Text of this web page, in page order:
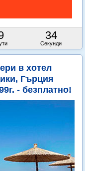
33
Секунди
в хотел
Гърция
- безплатно!